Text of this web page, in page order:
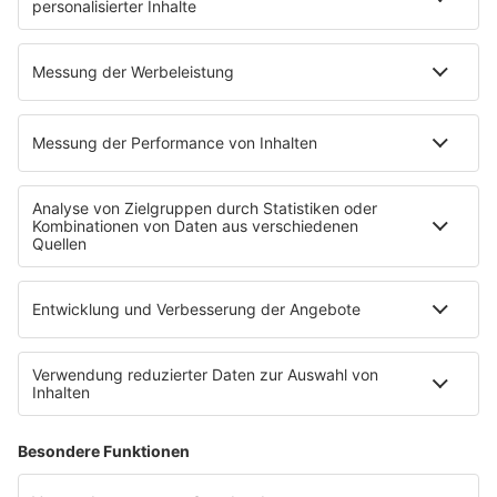
EMPFANG
Übersicht
radio.de
radioplayer.de
Partner
WERBUNG
Leistungen und Produkte
Mediadaten und Preisliste
Ansprechpartner
RECHTLICHES
Datenschutz
Datenschutzeinstellungen